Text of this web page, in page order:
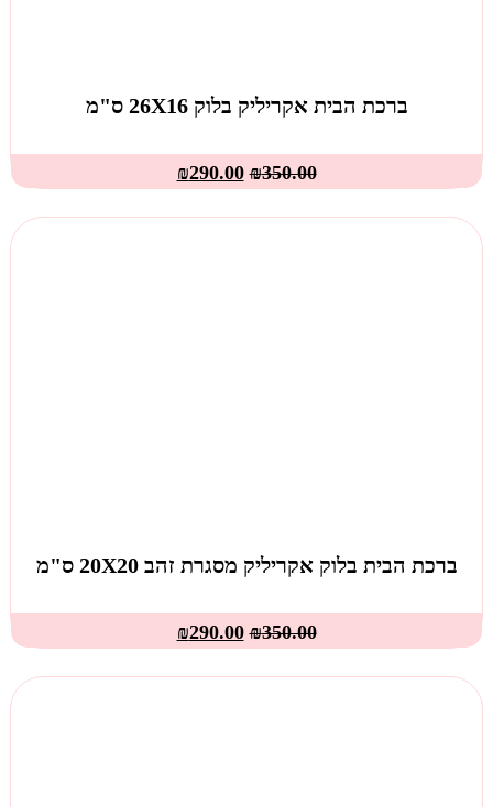
ברכת הבית אקריליק בלוק 26X16 ס"מ
₪350.00
₪290.00
ברכת הבית בלוק אקריליק מסגרת זהב 20X20 ס"מ
₪350.00
₪290.00